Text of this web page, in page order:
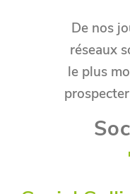
De nos
réseaux
le plus